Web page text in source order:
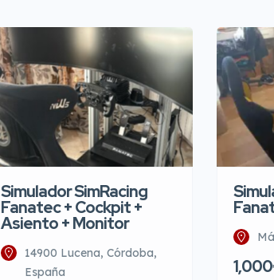
Simulador SimRacing
Fanatec + Cockpit +
Asiento + Monitor
14900 Lucena, Córdoba,
España